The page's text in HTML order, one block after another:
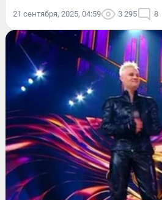
21 сентября, 2025, 04:59 3 295 8